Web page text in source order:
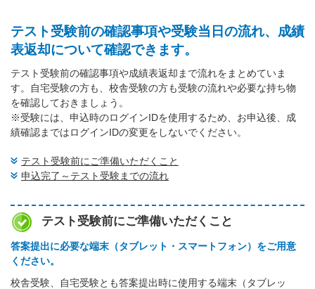
テスト受験前の確認事項や受験当日の流れ、成績
表返却について確認できます。
テスト受験前の確認事項や成績表返却まで流れをまとめていま
す。自宅受験の方も、校舎受験の方も受験の流れや必要な持ち物
を確認しておきましょう。
※受験には、申込時のログインIDを使用するため、お申込後、成
績確認まではログインIDの変更をしないでください。
テスト受験前にご準備いただくこと
申込完了～テスト受験までの流れ
テスト受験前にご準備いただくこと
答案提出に必要な端末（タブレット・スマートフォン）をご用意
ください。
校舎受験、自宅受験とも答案提出時に使用する端末（タブレッ